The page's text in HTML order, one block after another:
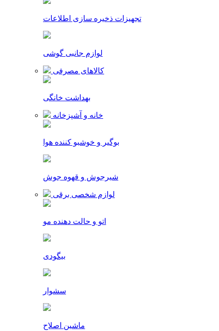
تجهیزات ذخیره سازی اطلاعات
لوازم جانبی گوشی
کالاهای مصرفی
بهداشت خانگی
خانه و آشپزخانه
بوگیر و خوشبو کننده هوا
شیرجوش و قهوه جوش
لوازم شخصی برقی
اتو و حالت دهنده مو
بیگودی
سشوار
ماشین اصلاح